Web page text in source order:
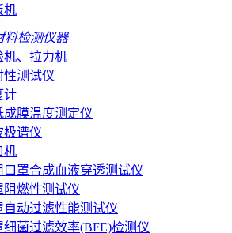
机
料检测仪器
机、拉力机
性测试仪
计
成膜温度测定仪
极谱仪
机
口罩合成血液穿透测试仪
阻燃性测试仪
自动过滤性能测试仪
细菌过滤效率(BFE)检测仪